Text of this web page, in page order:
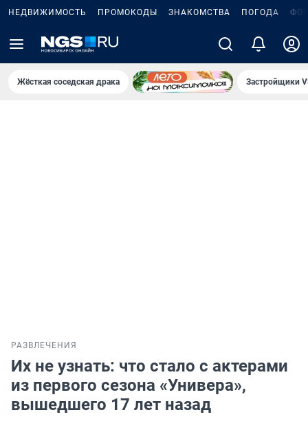
НЕДВИЖИМОСТЬ ПРОМОКОДЫ ЗНАКОМСТВА ПОГОДА
Жёсткая соседская драка Застройщики
РАЗВЛЕЧЕНИЯ
Их не узнать: что стало с актерами
из первого сезона «Универа»,
вышедшего 17 лет назад